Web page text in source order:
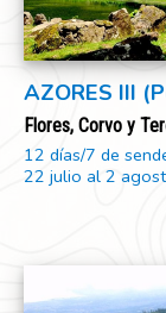
AZORES III
Flores, Corvo y
12 días/7 de
22 julio al 2